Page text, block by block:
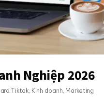
Nghiệp 2026
Tiktok, Kinh doanh, Marketing